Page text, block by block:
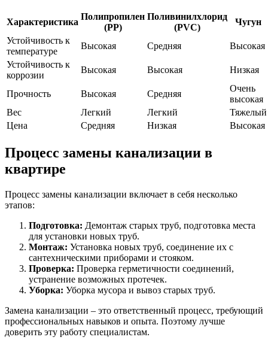
Характеристика
Полипропилен
(PP)
Поливинилхлорид
(PVC)
Чугун
Устойчивость к
температуре
Высокая Средняя
Высокая
Устойчивость к
коррозии
Высокая Высокая Низкая
Прочность Высокая Средняя
Очень
высокая
Вес
Легкий Легкий
Тяжелый
Цена
Средняя Низкая Высокая
Процесс замены канализации в
квартире
Процесс замены канализации включает в себя несколько
этапов:
Подготовка: Демонтаж старых труб, подготовка места
для установки новых труб.
Монтаж: Установка новых труб, соединение их с
сантехническими приборами и стояком.
Проверка: Проверка герметичности соединений,
устранение возможных протечек.
Уборка: Уборка мусора и вывоз старых труб.
Замена канализации – это ответственный процесс, требующий
профессиональных навыков и опыта. Поэтому лучше
доверить эту работу специалистам.